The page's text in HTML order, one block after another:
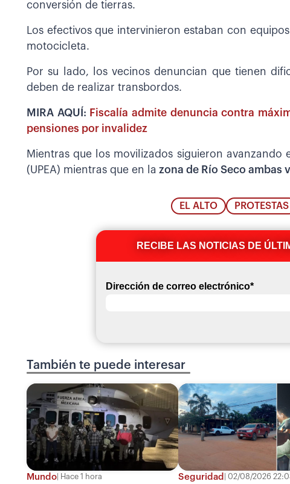
conversión de tierras.
Los efectivos que intervinieron estaban con
motocicleta.
Por su lado, los vecinos denuncian que tienen
deben de realizar transbordos.
MIRA AQUÍ: Fiscalía admite denuncia contra
pensiones por invalidez
Mientras que los movilizados siguieron
(UPEA) mientras que en la zona de Río Seco ambas
EL ALTO PROTESTAS
RECIBE LAS NOTICIAS DE
Dirección de correo electrónico*
También te puede interesar
Mundo Hace 1 hora Seguridad 02/08/2026